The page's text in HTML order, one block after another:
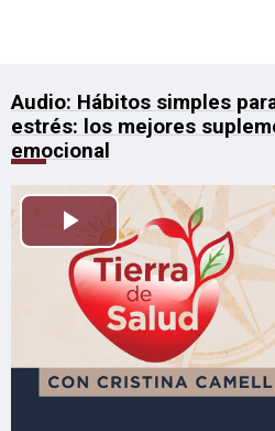
Audio: Hábitos simples
estrés: los mejores
emocional
Reproducir